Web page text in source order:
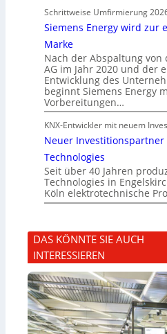
Schrittweise Umfirmierung
Siemens Energy wird zur
Marke
Nach der Abspaltung von
AG im Jahr 2020 und der
Entwicklung des
beginnt Siemens Energy
Vorbereitungen…
KNX-Entwickler mit neuem
Neuer Investitionspartner
Technologies
Seit über 40 Jahren
Technologies in
Köln elektrotechnische
DAS KÖNNTE SIE AUCH
INTERESSIEREN